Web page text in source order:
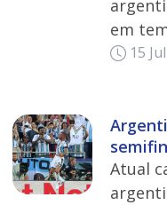
em
15
Atual